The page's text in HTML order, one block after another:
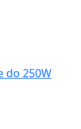
do 250W